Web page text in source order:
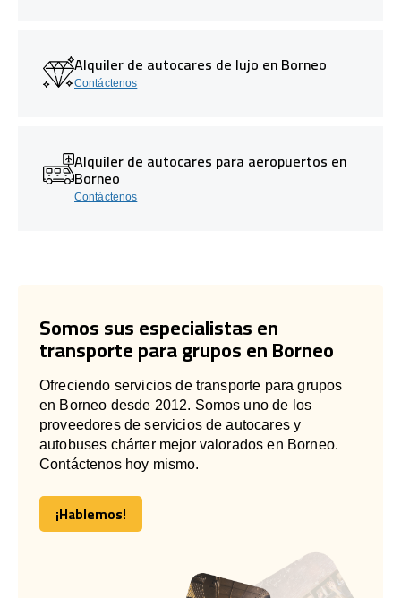
Alquiler de autocares de lujo en Borneo
Contáctenos
Alquiler de autocares para aeropuertos en
Borneo
Contáctenos
Somos sus especialistas en
transporte para grupos en Borneo
Ofreciendo servicios de transporte para grupos
en Borneo desde 2012. Somos uno de los
proveedores de servicios de autocares y
autobuses chárter mejor valorados en Borneo.
Contáctenos hoy mismo.
¡Hablemos!
¡Hablemos!